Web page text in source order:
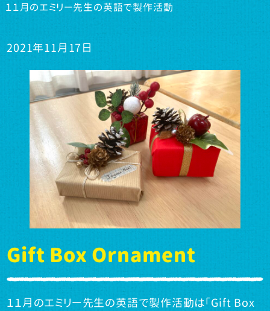
１１月のエミリー先生の英語で製作活動
2021年11月17日
Gift Box Ornament
１１月のエミリー先生の英語で製作活動は「Gift Box